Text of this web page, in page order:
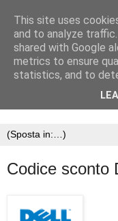
Codice sconto
This site uses
and to analyze
shared with Google
metrics to ensure
statistics, and to